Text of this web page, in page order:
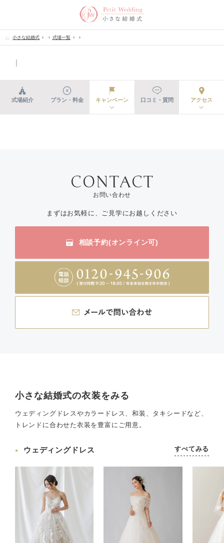
小さな結婚式 式場一覧
式場紹介 プラン・料金 キャンペーン 口コミ・質問 アクセス
お問い合わせ
まずはお気軽に、ご見学にお越しください
相談予約(オンライン可)
小さな結婚式の衣装をみる
ウェディングドレスやカラードレス、和装、タキシードなど、
トレンドに合わせた衣装を豊富にご用意。
ウェディングドレス すべてみる